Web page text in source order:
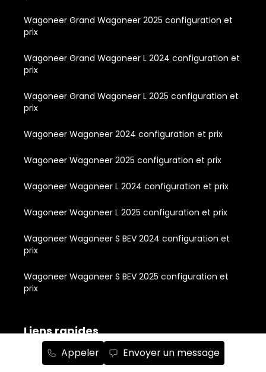
Appeler Envoyer un message
Wagoneer Grand Wagoneer 2025 configuration et
prix
Wagoneer Grand Wagoneer L 2024 configuration et
prix
Wagoneer Grand Wagoneer L 2025 configuration et
prix
Wagoneer Wagoneer 2024 configuration et prix
Wagoneer Wagoneer 2025 configuration et prix
Wagoneer Wagoneer L 2024 configuration et prix
Wagoneer Wagoneer L 2025 configuration et prix
Wagoneer Wagoneer S BEV 2024 configuration et
prix
Wagoneer Wagoneer S BEV 2025 configuration et
prix
Liens rapides
À propos